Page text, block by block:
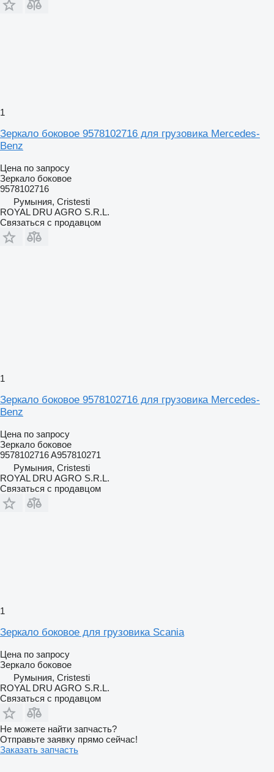
1
Зеркало боковое 9578102716 для грузовика Mercedes-
Benz
Цена по запросу
Зеркало боковое
9578102716
Румыния, Cristesti
ROYAL DRU AGRO S.R.L.
Связаться с продавцом
1
Зеркало боковое 9578102716 для грузовика Mercedes-
Benz
Цена по запросу
Зеркало боковое
9578102716 A957810271
Румыния, Cristesti
ROYAL DRU AGRO S.R.L.
Связаться с продавцом
1
Зеркало боковое для грузовика Scania
Цена по запросу
Зеркало боковое
Румыния, Cristesti
ROYAL DRU AGRO S.R.L.
Связаться с продавцом
Не можете найти запчасть?
Отправьте заявку прямо сейчас!
Заказать запчасть